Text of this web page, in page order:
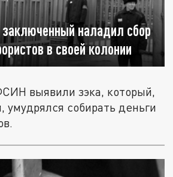
заключенный наладил сбор
в своей колонии
выявили зэка, который,
умудрялся собирать деньги